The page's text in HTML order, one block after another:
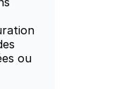
ou